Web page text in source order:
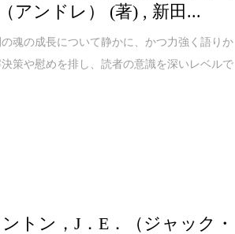
ンドレ） (著) , 新田...
魂の成長について静かに、かつ力強く語りか
策や慰めを排し、読者の意識を深いレベルで
トン，J．E．（ジャック・